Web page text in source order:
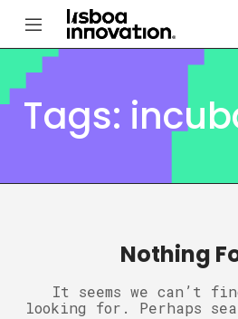
Tags:
Nothing
It seems we can’t
looking for. Perhaps